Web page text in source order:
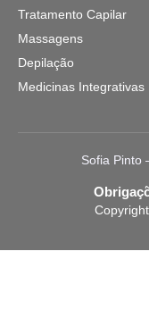
Tratamento Capilar
Massagens
Depilação
Medicinas Integrativas
Sofia Pinto